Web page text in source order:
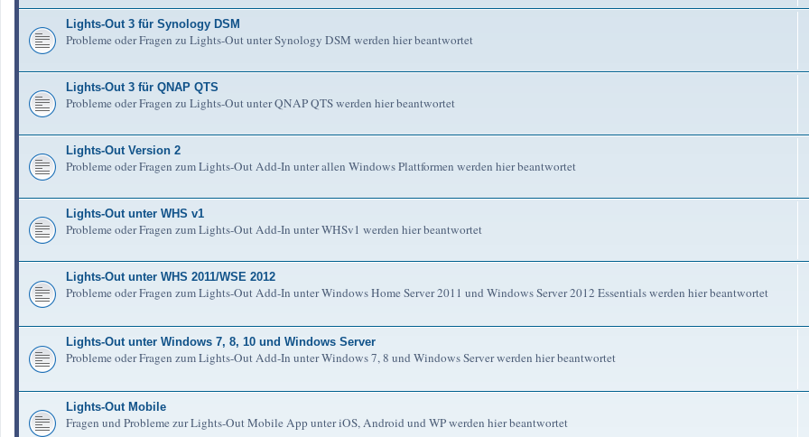
Lights-Out 3 für Synology DSM
Probleme oder Fragen zu Lights-Out unter Synology DSM werden hier beantwortet
Lights-Out 3 für QNAP QTS
Probleme oder Fragen zu Lights-Out unter QNAP QTS werden hier beantwortet
Lights-Out Version 2
Probleme oder Fragen zum Lights-Out Add-In unter allen Windows Plattformen werden hier beantwortet
Lights-Out unter WHS v1
Probleme oder Fragen zum Lights-Out Add-In unter WHSv1 werden hier beantwortet
Lights-Out unter WHS 2011/WSE 2012
Probleme oder Fragen zum Lights-Out Add-In unter Windows Home Server 2011 und Windows Server 2012 Essentials werden hier beantwortet
Lights-Out unter Windows 7, 8, 10 und Windows Server
Probleme oder Fragen zum Lights-Out Add-In unter Windows 7, 8 und Windows Server werden hier beantwortet
Lights-Out Mobile
Fragen und Probleme zur Lights-Out Mobile App unter iOS, Android und WP werden hier beantwortet